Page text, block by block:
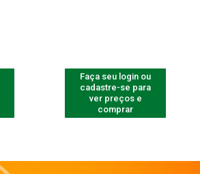
Faça seu login ou
cadastre-se para
ver preços e
comprar